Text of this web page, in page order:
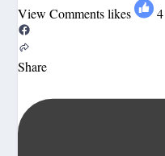
View Comments likes 4
Share